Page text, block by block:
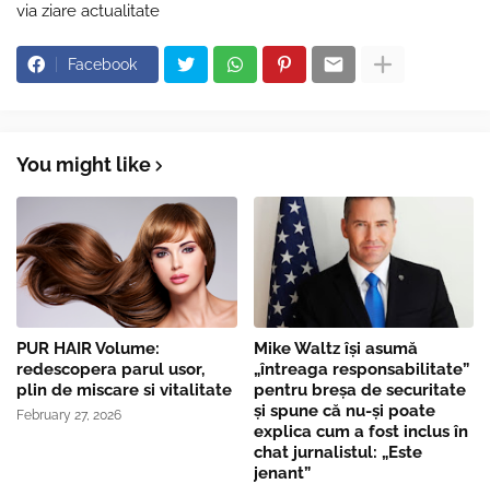
via ziare actualitate
Facebook
You might like
PUR HAIR Volume:
redescopera parul usor,
plin de miscare si vitalitate
February 27, 2026
Mike Waltz îşi asumă
„întreaga responsabilitate”
pentru breşa de securitate
și spune că nu-și poate
explica cum a fost inclus în
chat jurnalistul: „Este
jenant”